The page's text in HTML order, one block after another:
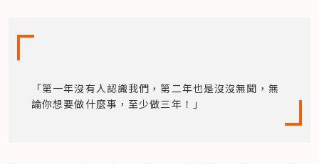
「第一年沒有人認識我們，第二年也是沒沒無聞，無
論你想要做什麼事，至少做三年！」